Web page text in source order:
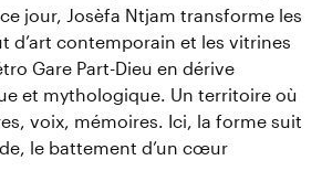
jour, Josèfa Ntjam transforme les
d’art contemporain et les vitrines
Gare Part-Dieu en dérive
et mythologique. Un territoire où
voix, mémoires. Ici, la forme suit
le battement d’un cœur